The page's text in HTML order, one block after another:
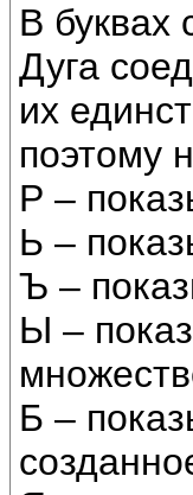
В буквах
Дуга
их
поэтому
Р –
Ь –
Ъ –
Ы –
Б –